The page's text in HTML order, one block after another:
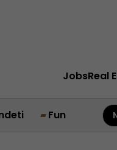
JobsReal
Fun